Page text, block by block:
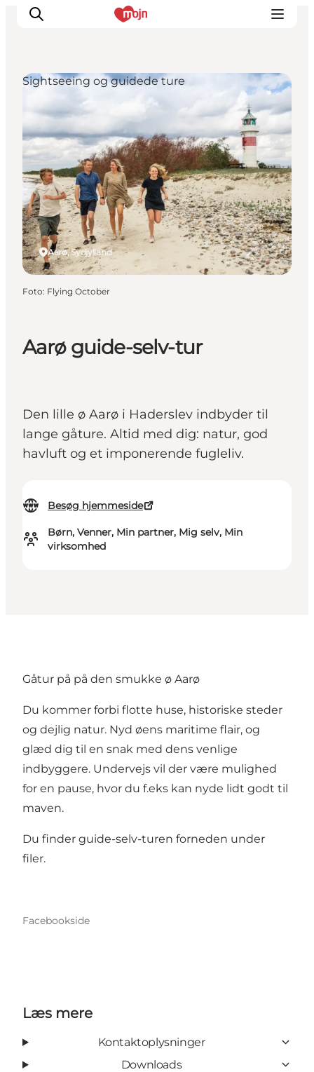
Oplevelser
Byer & Steder
Det sker
Overnatning
Planlæg din ferie
Booking
Aarø guide-selv-tur
Den lille ø Aarø i Haderslev indbyder til
lange gåture. Altid med dig: natur, god
havluft og et imponerende fugleliv.
Besøg hjemmeside
Børn, Venner, Min partner, Mig selv, Min
virksomhed
Aarø, Sydjylland
Sightseeing og guidede ture
Foto: Flying October
Gåtur på på den smukke ø Aarø
Du kommer forbi flotte huse, historiske steder
og dejlig natur. Nyd øens maritime flair, og
glæd dig til en snak med dens venlige
indbyggere. Undervejs vil der være mulighed
for en pause, hvor du f.eks kan nyde lidt godt til
maven.
Du finder guide-selv-turen forneden under
filer.
Facebookside
Læs mere
Kontaktoplysninger
Downloads